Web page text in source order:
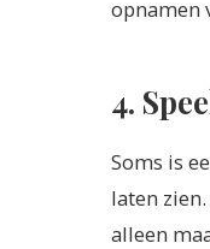
opnamen
4.
Soms is
laten
alleen